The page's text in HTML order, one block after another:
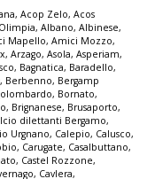
, Acop Zelo, Acos
, Albano, Albinese,
Mapello, Amici Mozzo,
, Arzago, Asola, Asperiam,
, Bagnatica, Baradello,
, Berbenno, Bergamp
, Bornato,
, Brignanese, Brusaporto,
dilettanti Bergamo,
Urgnano, Calepio, Calusco,
, Carugate, Casalbuttano,
, Castel Rozzone,
, Cavlera,